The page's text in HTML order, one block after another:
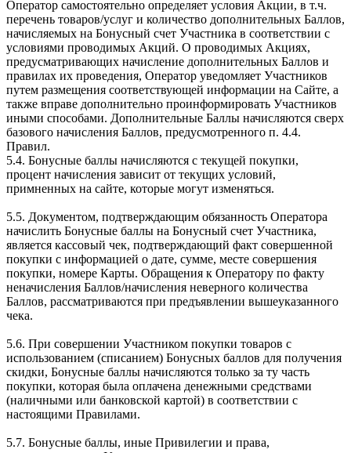
Оператор самостоятельно определяет условия Акции, в т.ч.
перечень товаров/услуг и количество дополнительных Баллов,
начисляемых на Бонусный счет Участника в соответствии с
условиями проводимых Акций. О проводимых Акциях,
предусматривающих начисление дополнительных Баллов и
правилах их проведения, Оператор уведомляет Участников
путем размещения соответствующей информации на Сайте, а
также вправе дополнительно проинформировать Участников
иными способами. Дополнительные Баллы начисляются сверх
базового начисления Баллов, предусмотренного п. 4.4.
Правил.
5.4. Бонусные баллы начисляются с текущей покупки,
процент начисления зависит от текущих условий,
примненных на сайте, которые могут изменяться.
5.5. Документом, подтверждающим обязанность Оператора
начислить Бонусные баллы на Бонусный счет Участника,
является кассовый чек, подтверждающий факт совершенной
покупки с информацией о дате, сумме, месте совершения
покупки, номере Карты. Обращения к Оператору по факту
неначисления Баллов/начисления неверного количества
Баллов, рассматриваются при предъявлении вышеуказанного
чека.
5.6. При совершении Участником покупки товаров с
использованием (списанием) Бонусных баллов для получения
скидки, Бонусные баллы начисляются только за ту часть
покупки, которая была оплачена денежными средствами
(наличными или банковской картой) в соответствии с
настоящими Правилами.
5.7. Бонусные баллы, иные Привилегии и права,